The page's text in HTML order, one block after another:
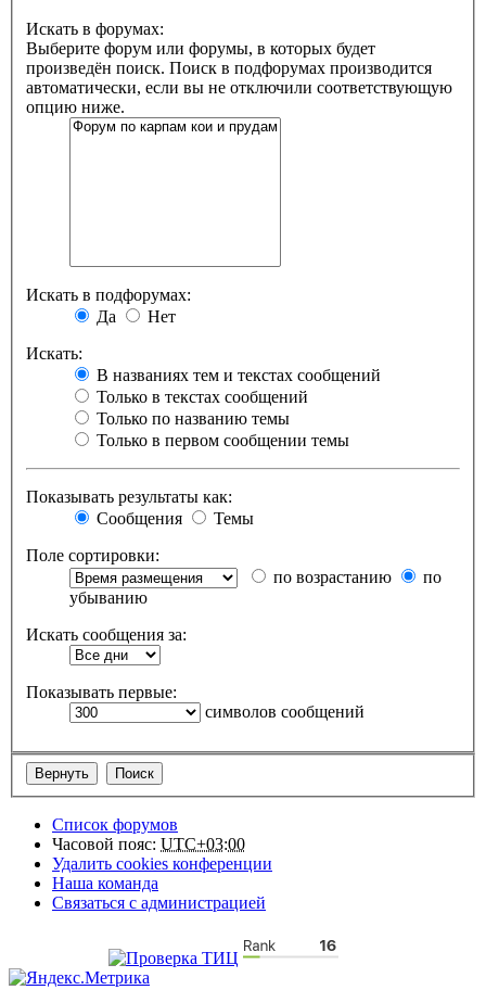
Искать в форумах:
Выберите форум или форумы, в которых будет
произведён поиск. Поиск в подфорумах производится
автоматически, если вы не отключили соответствующую
опцию ниже.
Искать в подфорумах:
Да
Нет
Искать:
В названиях тем и текстах сообщений
Только в текстах сообщений
Только по названию темы
Только в первом сообщении темы
Показывать результаты как:
Сообщения
Темы
Поле сортировки:
по возрастанию
по
убыванию
Искать сообщения за:
Показывать первые:
символов сообщений
Список форумов
Часовой пояс: UTC+03:00
Удалить cookies конференции
Наша команда
Связаться с администрацией